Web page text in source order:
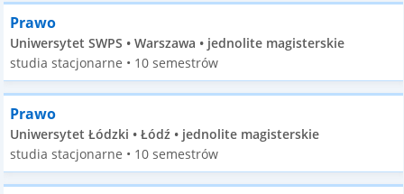
Prawo
Uniwersytet SWPS • Warszawa • jednolite magisterskie
studia stacjonarne • 10 semestrów
Prawo
Uniwersytet Łódzki • Łódź • jednolite magisterskie
studia stacjonarne • 10 semestrów